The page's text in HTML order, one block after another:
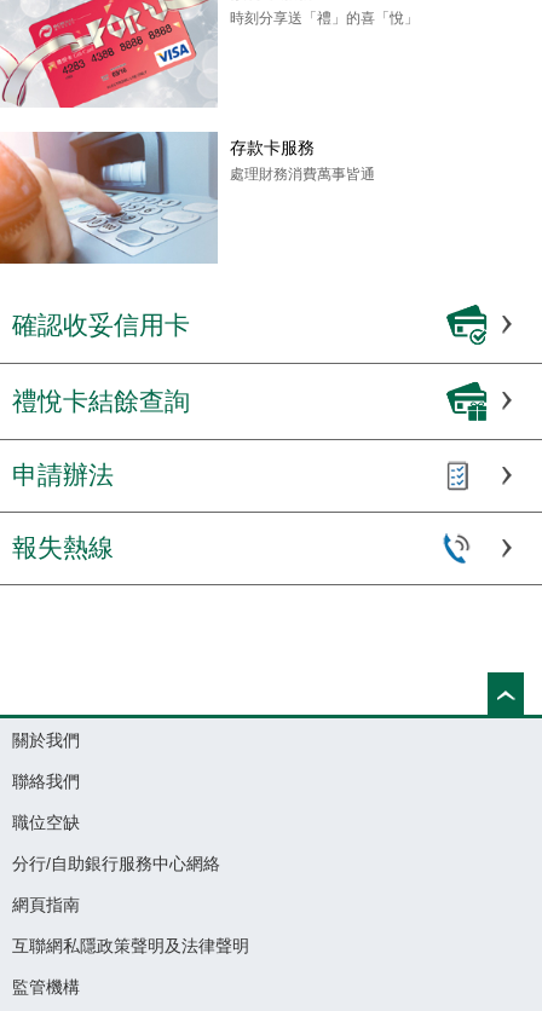
時刻分享送「禮」的喜「悅」
存款卡服務
處理財務消費萬事皆通
確認收妥信用卡
禮悅卡結餘查詢
申請辦法
報失熱線
關於我們
聯絡我們
職位空缺
分行/自助銀行服務中心網絡
網頁指南
互聯網私隱政策聲明及法律聲明
監管機構